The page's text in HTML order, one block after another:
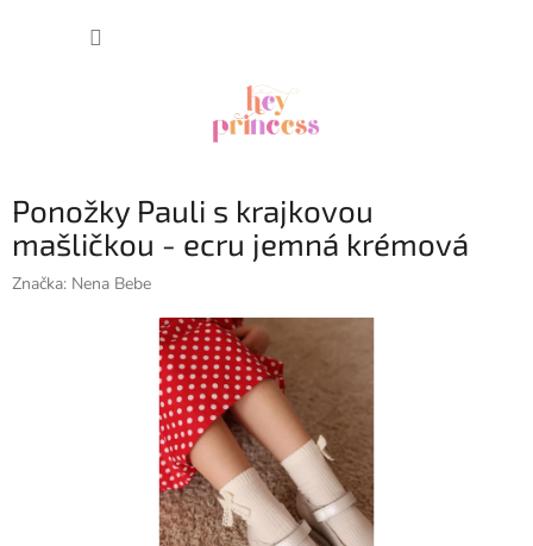
Ponožky Pauli s krajkovou
mašličkou - ecru jemná krémová
Značka: Nena Bebe